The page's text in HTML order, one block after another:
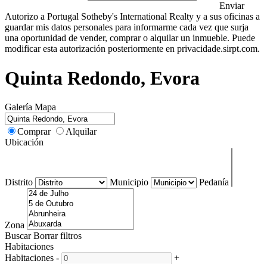
Enviar
Autorizo a Portugal Sotheby's International Realty y a sus oficinas a
guardar mis datos personales para informarme cada vez que surja
una oportunidad de vender, comprar o alquilar un inmueble. Puede
modificar esta autorización posteriormente en privacidade.sirpt.com.
Quinta Redondo, Evora
Galería Mapa
Comprar
Alquilar
Ubicación
Distrito Municipio Pedanía
Zona
Buscar Borrar filtros
Habitaciones
Habitaciones -
+